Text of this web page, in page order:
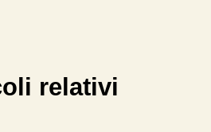
relativi